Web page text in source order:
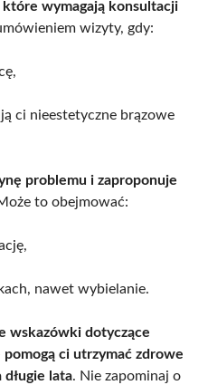
które wymagają konsultacji
wizyty, gdy:
ci nieestetyczne brązowe
problemu i zaproponuje
to obejmować:
nawet wybielanie.
wskazówki dotyczące
ci utrzymać zdrowe
lata. Nie zapominaj o